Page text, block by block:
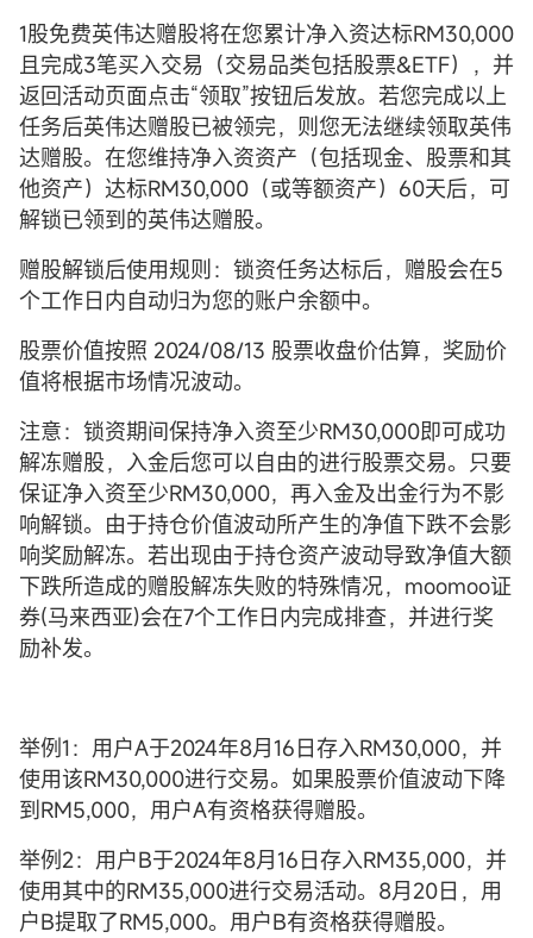
1股免费英伟达赠股将在您累计净入资达标RM30,000
且完成3笔买入交易（交易品类包括股票&ETF），并
返回活动页面点击“领取”按钮后发放。若您完成以上
任务后英伟达赠股已被领完，则您无法继续领取英伟
达赠股。在您维持净入资资产（包括现金、股票和其
他资产）达标RM30,000（或等额资产）60天后，可
解锁已领到的英伟达赠股。
赠股解锁后使用规则：锁资任务达标后，赠股会在5
个工作日内自动归为您的账户余额中。
股票价值按照 2024/08/13 股票收盘价估算，奖励价
值将根据市场情况波动。
注意：锁资期间保持净入资至少RM30,000即可成功
解冻赠股，入金后您可以自由的进行股票交易。只要
保证净入资至少RM30,000，再入金及出金行为不影
响解锁。由于持仓价值波动所产生的净值下跌不会影
响奖励解冻。若出现由于持仓资产波动导致净值大额
下跌所造成的赠股解冻失败的特殊情况，moomoo证
券(马来西亚)会在7个工作日内完成排查，并进行奖
励补发。
举例1：用户A于2024年8月16日存入RM30,000，并
使用该RM30,000进行交易。如果股票价值波动下降
到RM5,000，用户A有资格获得赠股。
举例2：用户B于2024年8月16日存入RM35,000，并
使用其中的RM35,000进行交易活动。8月20日，用
户B提取了RM5,000。用户B有资格获得赠股。